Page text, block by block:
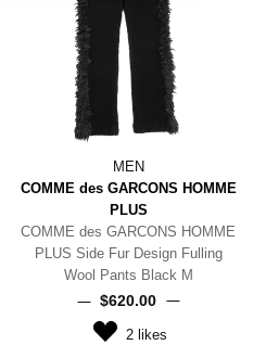
MEN
COMME des GARCONS HOMME
PLUS
COMME des GARCONS HOMME
PLUS Side Fur Design Fulling
Wool Pants Black M
$‌620.00
2 likes